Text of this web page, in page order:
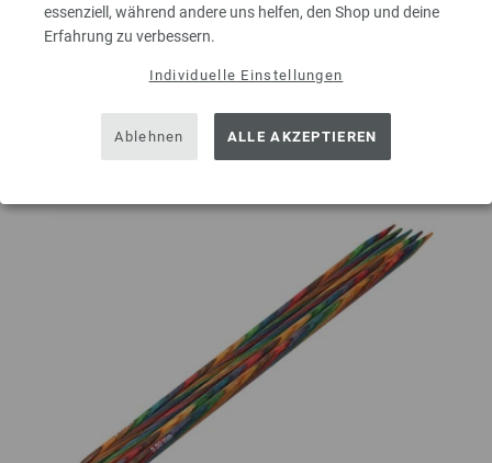
essenziell, während andere uns helfen, den Shop und deine
Erfahrung zu verbessern.
Individuelle Einstellungen
Ablehnen ALLE AKZEPTIEREN